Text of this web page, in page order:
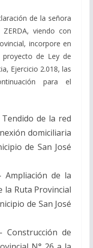
de la señora
viendo con
incorpore en
de Ley de
Ejercicio 2.018, las
para el
de la red
domiciliaria
de San José
de la
la Ruta Provincial
de San José
de